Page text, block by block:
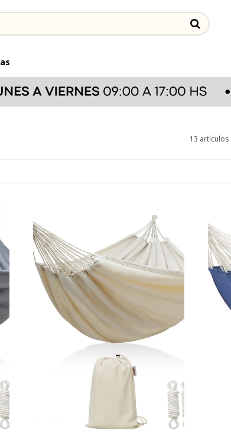
13 artículos